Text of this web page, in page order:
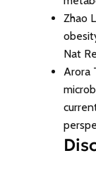
Zhao
Nat
Arora